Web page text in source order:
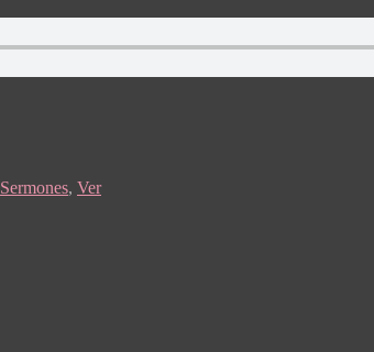
Sermones, Ver